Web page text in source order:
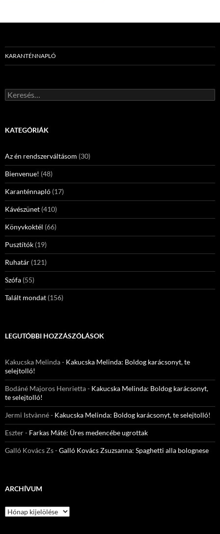
KARANTÉNNAPLÓ
Keresés:
KATEGÓRIÁK
Az én rendszerváltásom (30)
Bienvenue! (48)
Karanténnapló (17)
Kávészünet (410)
Könyvkoktél (66)
Pusztítók (19)
Ruhatár (121)
Szófa (55)
Talált mondat (156)
LEGUTÓBBI HOZZÁSZÓLÁSOK
Kakucska Melinda- Kakucska Melinda: Boldog karácsonyt, te
selejtolló!
Bodáné Majoros Henrietta- Kakucska Melinda: Boldog karácsonyt,
te selejtolló!
Jermi Istvànné- Kakucska Melinda: Boldog karácsonyt, te selejtolló!
Eszter- Farkas Máté: Üres medencébe ugrottak
Galló Kovács Zs-Galló Kovács Zsuzsanna: Spaghetti alla bolognese
ARCHÍVUM
Archívum